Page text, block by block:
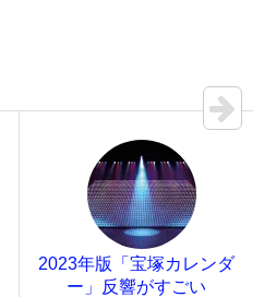
2023年版「宝塚カレンダ
ー」反響がすごい